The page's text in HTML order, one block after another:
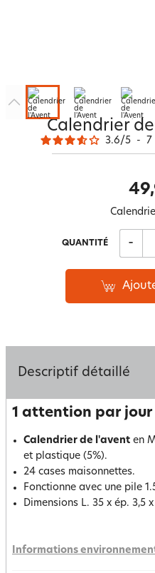
Calendrier
3.6/5 - 7
QUANTITÉ -
Descriptif détaillé
1 attention par
Calendrier de l'avent en
et plastique (5%).
24 cases maisonnettes.
Fonctionne avec une pile
Dimensions L. 35 x ép. 3,5
Informations